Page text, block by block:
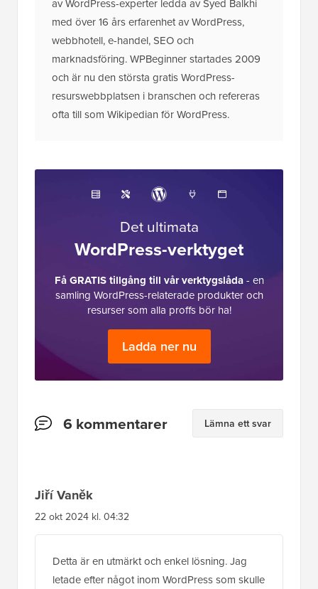
av WordPress-experter ledda av Syed Balkhi
med över 16 års erfarenhet av WordPress,
webbhotell, e-handel, SEO och
marknadsföring. WPBeginner startades 2009
och är nu den största gratis WordPress-
resurswebbplatsen i branschen och refereras
ofta till som Wikipedian för WordPress.
Det ultimata
WordPress-verktyget
Få GRATIS tillgång till vår verktygslåda- en
samling WordPress-relaterade produkter och
resurser som alla proffs bör ha!
Ladda ner nu
Läsarnas6 kommentarer Lämna ett svar
Jiří Vaněk
22 okt 2024 kl. 04:32
Detta är en utmärkt och enkel lösning. Jag
letade efter något inom WordPress som skulle